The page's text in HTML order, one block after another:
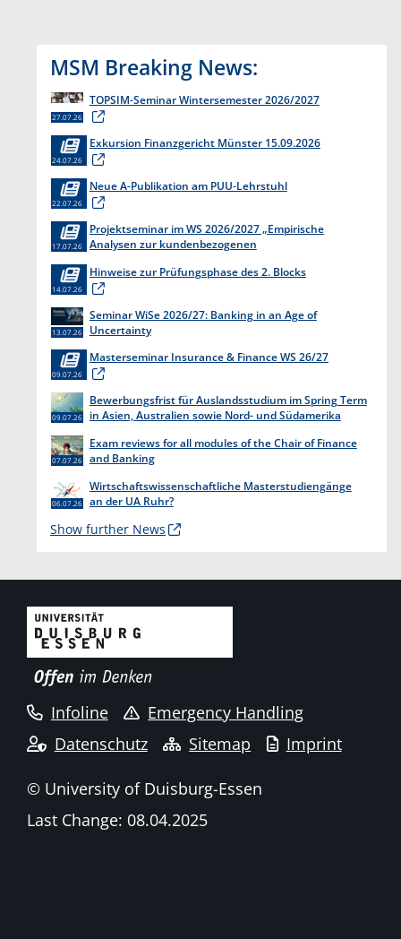
MSM Breaking News:
TOPSIM-Seminar Wintersemester 2026/2027
27.07.26
Exkursion Finanzgericht Münster 15.09.2026
24.07.26
Neue A-Publikation am PUU-Lehrstuhl
22.07.26
Projektseminar im WS 2026/2027 „Empirische
Analysen zur kundenbezogenen
17.07.26
Hinweise zur Prüfungsphase des 2. Blocks
14.07.26
Seminar WiSe 2026/27: Banking in an Age of
Uncertainty
13.07.26
Masterseminar Insurance & Finance WS 26/27
09.07.26
Bewerbungsfrist für Auslandsstudium im Spring Term
in Asien, Australien sowie Nord- und Südamerika
09.07.26
Exam reviews for all modules of the Chair of Finance
and Banking
07.07.26
Wirtschaftswissenschaftliche Masterstudiengänge
an der UA Ruhr?
06.07.26
Show further News
Infoline
Emergency Handling
Datenschutz
Sitemap Imprint
© University of Duisburg-Essen
Last Change: 08.04.2025